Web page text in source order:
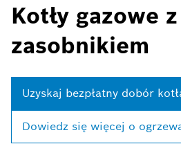
Kotły gazowe z
zasobnikiem
Uzyskaj bezpłatny dobór
Dowiedz się więcej o